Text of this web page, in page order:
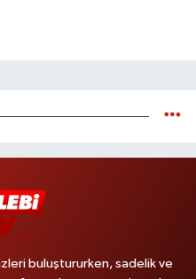
buluştururken, sadelik ve